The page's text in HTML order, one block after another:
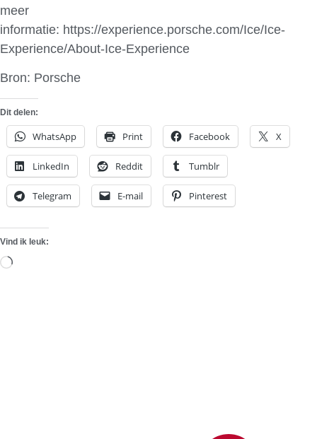
meer
informatie: https://experience.porsche.com/Ice/Ice-
Experience/About-Ice-Experience
Bron: Porsche
Dit delen:
WhatsApp Print Facebook X
LinkedIn Reddit Tumblr
Telegram E-mail Pinterest
Vind ik leuk:
Aan